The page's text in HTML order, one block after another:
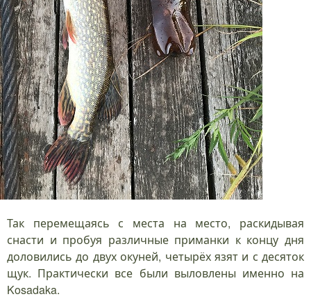
Так перемещаясь с места на место, раскидывая
снасти и пробуя различные приманки к концу дня
доловились до двух окуней, четырёх язят и с десяток
щук. Практически все были выловлены именно на
Kosadaka.